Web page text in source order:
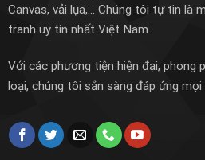
Canvas, vải lụa,... Chúng tôi tự tin là
tranh uy tín nhất Việt Nam.
Với các phương tiện hiện đại, phong
loại, chúng tôi sẵn sàng đáp ứng mọi